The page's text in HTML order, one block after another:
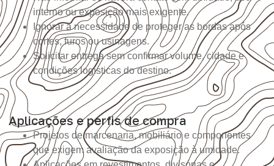
interno ou exposição mais exigente.
Ignorar a necessidade de proteger as bordas após
cortes, furos ou usinagens.
Solicitar entrega sem confirmar volume, cidade e
condições logísticas do destino.
Aplicações e perfis de compra
Projetos de marcenaria, mobiliário e componentes
que exigem avaliação da exposição à umidade.